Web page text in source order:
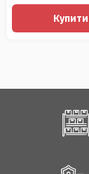
Купити